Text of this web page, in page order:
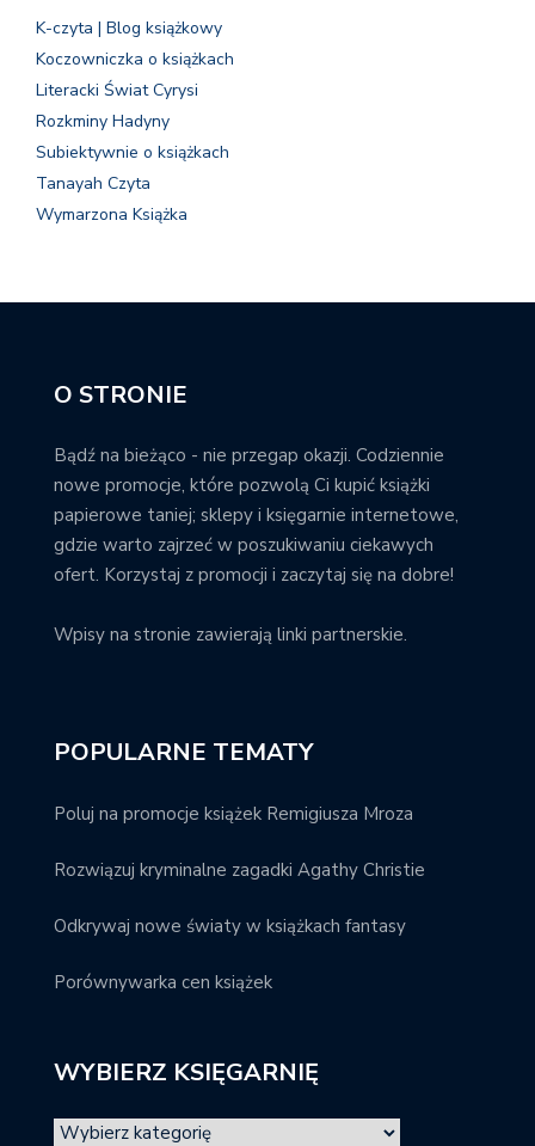
K-czyta | Blog książkowy
Koczowniczka o książkach
Literacki Świat Cyrysi
Rozkminy Hadyny
Subiektywnie o książkach
Tanayah Czyta
Wymarzona Książka
O STRONIE
Bądź na bieżąco - nie przegap okazji. Codziennie
nowe promocje, które pozwolą Ci kupić książki
papierowe taniej; sklepy i księgarnie internetowe,
gdzie warto zajrzeć w poszukiwaniu ciekawych
ofert. Korzystaj z promocji i zaczytaj się na dobre!
Wpisy na stronie zawierają linki partnerskie.
POPULARNE TEMATY
Poluj na promocje książek Remigiusza Mroza
Rozwiązuj kryminalne zagadki Agathy Christie
Odkrywaj nowe światy w książkach fantasy
Porównywarka cen książek
WYBIERZ KSIĘGARNIĘ